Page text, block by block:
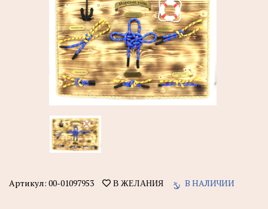
Артикул: 00-01097953 В ЖЕЛАНИЯ В НАЛИЧИИ